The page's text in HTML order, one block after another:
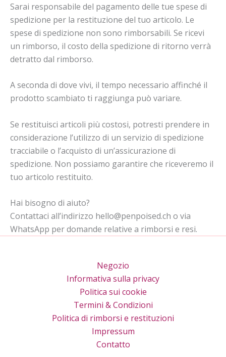
Sarai responsabile del pagamento delle tue spese di
spedizione per la restituzione del tuo articolo. Le
spese di spedizione non sono rimborsabili. Se ricevi
un rimborso, il costo della spedizione di ritorno verrà
detratto dal rimborso.
A seconda di dove vivi, il tempo necessario affinché il
prodotto scambiato ti raggiunga può variare.
Se restituisci articoli più costosi, potresti prendere in
considerazione l’utilizzo di un servizio di spedizione
tracciabile o l’acquisto di un’assicurazione di
spedizione. Non possiamo garantire che riceveremo il
tuo articolo restituito.
Hai bisogno di aiuto?
Contattaci all’indirizzo hello@penpoised.ch o via
WhatsApp per domande relative a rimborsi e resi.
Negozio
Informativa sulla privacy
Politica sui cookie
Termini & Condizioni
Politica di rimborsi e restituzioni
Impressum
Contatto